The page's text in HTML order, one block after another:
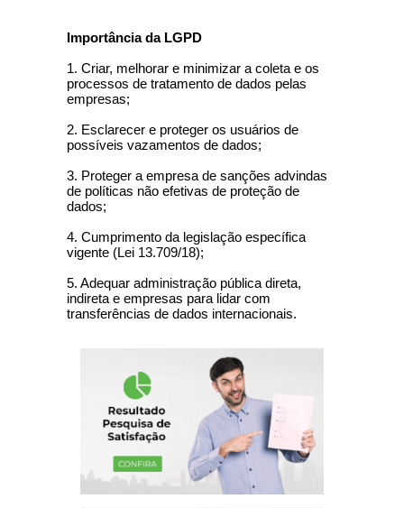
Importância da LGPD
1. Criar, melhorar e minimizar a coleta e os
processos de tratamento de dados pelas
empresas;
2. Esclarecer e proteger os usuários de
possíveis vazamentos de dados;
3. Proteger a empresa de sanções advindas
de políticas não efetivas de proteção de
dados;
4. Cumprimento da legislação específica
vigente (Lei 13.709/18);
5. Adequar administração pública direta,
indireta e empresas para lidar com
transferências de dados internacionais.